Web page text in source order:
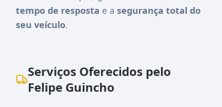
tempo de resposta e a segurança total do
seu veículo.
Serviços Oferecidos pelo
Felipe Guincho